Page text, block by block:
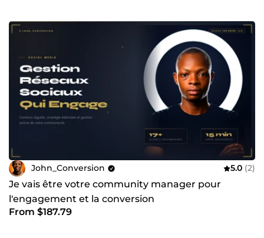
John_Conversion 5.0 (2)
Je vais être votre community manager pour
l'engagement et la conversion
From $187.79